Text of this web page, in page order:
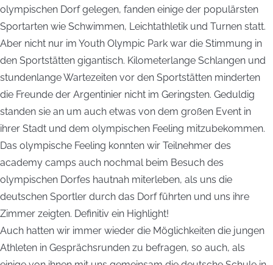
olympischen Dorf gelegen, fanden einige der populärsten
Sportarten wie Schwimmen, Leichtathletik und Turnen statt.
Aber nicht nur im Youth Olympic Park war die Stimmung in
den Sportstätten gigantisch. Kilometerlange Schlangen und
stundenlange Wartezeiten vor den Sportstätten minderten
die Freunde der Argentinier nicht im Geringsten. Geduldig
standen sie an um auch etwas von dem großen Event in
ihrer Stadt und dem olympischen Feeling mitzubekommen.
Das olympische Feeling konnten wir Teilnehmer des
academy camps auch nochmal beim Besuch des
olympischen Dorfes hautnah miterleben, als uns die
deutschen Sportler durch das Dorf führten und uns ihre
Zimmer zeigten. Definitiv ein Highlight!
Auch hatten wir immer wieder die Möglichkeiten die jungen
Athleten in Gesprächsrunden zu befragen, so auch, als